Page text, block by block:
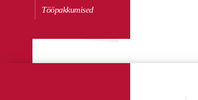
Tööpakkumised